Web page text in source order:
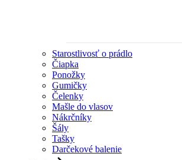
Starostlivosť o prádlo
Čiapka
Ponožky
Gumičky
Čelenky
Mašle do vlasov
Nákrčníky
Šály
Tašky
Darčekové balenie